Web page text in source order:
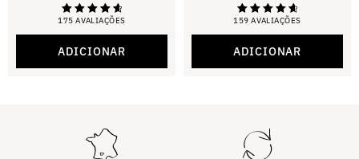
175 AVALIAÇÕES
Classificaçã
de 5
ADICIONAR
159 AVALIAÇÕES
Classificaçã
de 5
ADICIONAR